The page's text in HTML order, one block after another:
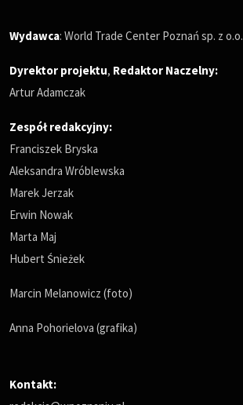
Wydawca: World Trade Center Poznań sp. z o.o.
Dyrektor projektu, Redaktor Naczelny:
Artur Adamczak
Zespół redakcyjny:
Franciszek Bryska
Aleksandra Wróblewska
Marek Jerzak
Erwin Nowak
Marta Maj
Hubert Śnieżek
Marcin Melanowicz (foto)
Anna Pohorielova (grafika)
Kontakt: